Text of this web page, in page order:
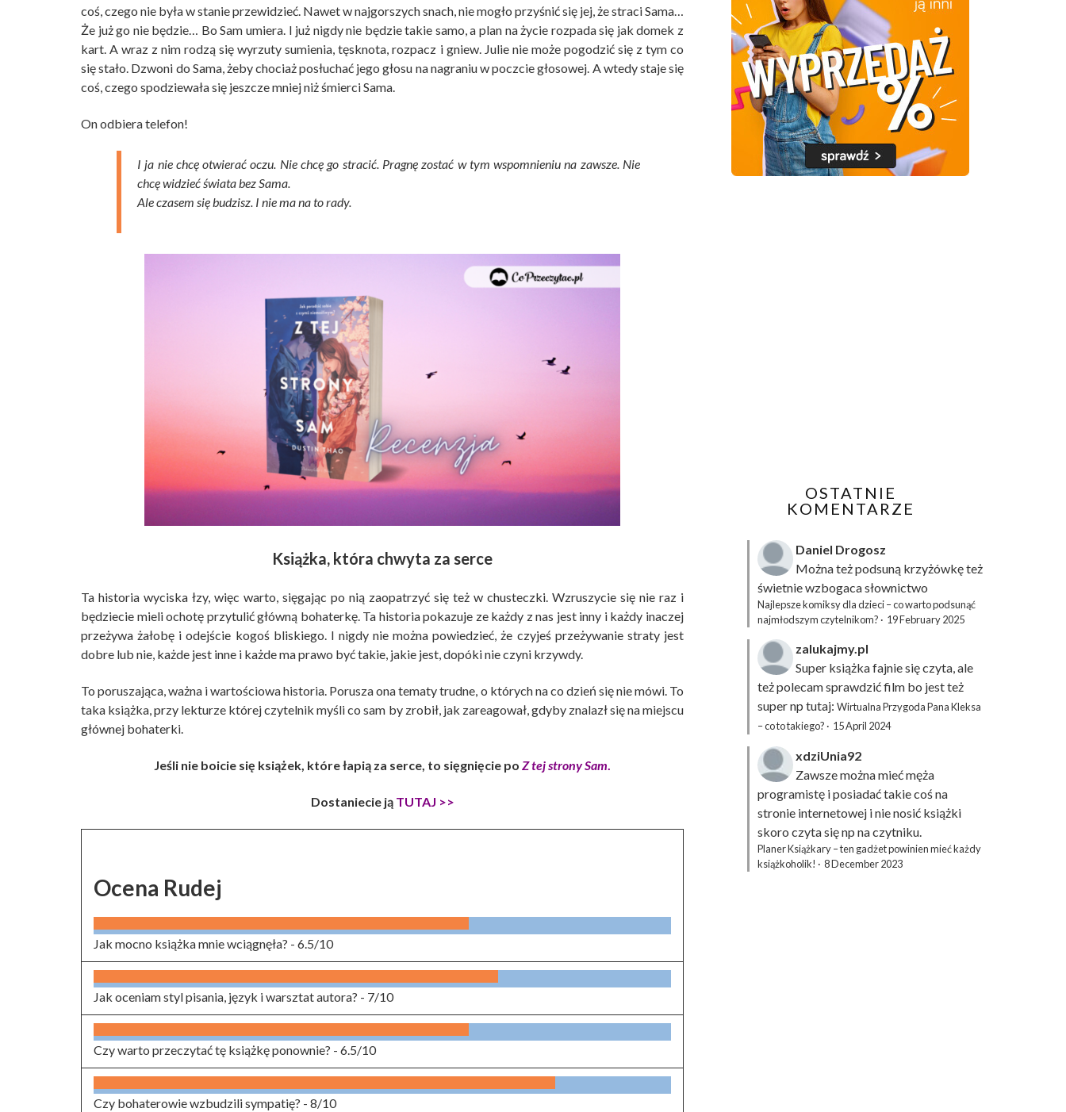
coś, czego nie była w stanie przewidzieć. Nawet w najgorszych snach, nie mogło przyśnić się jej, że straci Sama…
Że już go nie będzie… Bo Sam umiera. I już nigdy nie będzie takie samo, a plan na życie rozpada się jak domek z
kart. A wraz z nim rodzą się wyrzuty sumienia, tęsknota, rozpacz i gniew. Julie nie może pogodzić się z tym co
się stało. Dzwoni do Sama, żeby chociaż posłuchać jego głosu na nagraniu w poczcie głosowej. A wtedy staje się
coś, czego spodziewała się jeszcze mniej niż śmierci Sama.
On odbiera telefon!
I ja nie chcę otwierać oczu. Nie chcę go stracić. Pragnę zostać w tym wspomnieniu na zawsze. Nie
chcę widzieć świata bez Sama.
Ale czasem się budzisz. I nie ma na to rady.
Książka, która chwyta za serce
Ta historia wyciska łzy, więc warto, sięgając po nią zaopatrzyć się też w chusteczki. Wzruszycie się nie raz i
będziecie mieli ochotę przytulić główną bohaterkę. Ta historia pokazuje ze każdy z nas jest inny i każdy inaczej
przeżywa żałobę i odejście kogoś bliskiego. I nigdy nie można powiedzieć, że czyjeś przeżywanie straty jest
dobre lub nie, każde jest inne i każde ma prawo być takie, jakie jest, dopóki nie czyni krzywdy.
To poruszająca, ważna i wartościowa historia. Porusza ona tematy trudne, o których na co dzień się nie mówi. To
taka książka, przy lekturze której czytelnik myśli co sam by zrobił, jak zareagował, gdyby znalazł się na miejscu
głównej bohaterki.
Jeśli nie boicie się książek, które łapią za serce, to sięgnięcie po Z tej strony Sam.
Dostaniecie ją TUTAJ >>
Ocena Rudej
Jak mocno książka mnie wciągnęła? - 6.5/10
Jak oceniam styl pisania, język i warsztat autora? - 7/10
Czy warto przeczytać tę książkę ponownie? - 6.5/10
Czy bohaterowie wzbudzili sympatię? - 8/10
OSTATNIE
KOMENTARZE
Daniel Drogosz
Można też podsuną krzyżówkęteż
świetnie wzbogaca słownictwo
Najlepsze komiksy dla dzieci – co warto podsunąć
najmłodszym czytelnikom? · 19 February 2025
zalukajmy.pl
Super książka fajnie się czyta, ale
też polecam sprawdzić film bo jest też
super np tutaj: Wirtualna Przygoda Pana Kleksa
– co to takiego? · 15 April 2024
xdziUnia92
Zawsze można mieć męża
programistę i posiadać takie coś na
stronie internetowej i nie nosić książki
skoro czyta się np na czytniku.
Planer Książkary – ten gadżet powinien mieć każdy
książkoholik! · 8 December 2023